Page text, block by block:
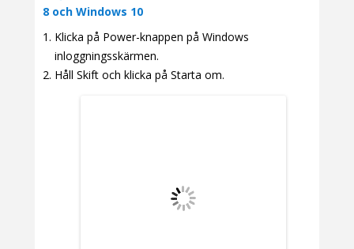
8 och Windows 10
Klicka på Power-knappen på Windows
inloggningsskärmen.
Håll Skift och klicka på Starta om.